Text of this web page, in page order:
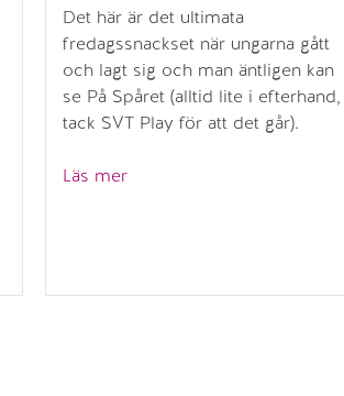
Det här är det ultimata
fredagssnackset när ungarna gått
och lagt sig och man äntligen kan
se På Spåret (alltid lite i efterhand,
tack SVT Play för att det går).
Läs mer”Hemgjorda